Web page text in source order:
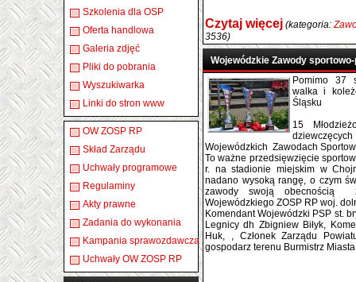
Szkolenia dla OSP
Oferta handlowa
Galeria zdjęć
Pliki do pobrania
Wyszukiwarka
Linki do stron www
OW ZOSP RP
Skład Zarządu
Uchwały programowe
Regulaminy
Akty prawne
Zadania do wykonania
Kampania sprawozdawcza
Uchwały OW ZOSP RP
Czytaj więcej (kategoria:
3536)
Wojewódzkie Zawody
Pomimo 37
walka i
Śląsku
15
Wojewódzkich Zawodach
To ważne przedsięwzięcie
r. na stadionie miejskim w
nadano wysoką rangę, o czym
zawody swoją obecnością
Wojewódzkiego ZOSP RP woj.
Komendant Wojewódzki PSP st.
Legnicy dh Zbigniew Biłyk,
Huk, , Członek Zarządu
gospodarz terenu Burmistrz